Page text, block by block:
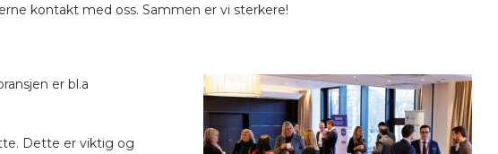
kontakt med oss. Sammen er vi sterkere!
er bl.a
Dette er viktig og